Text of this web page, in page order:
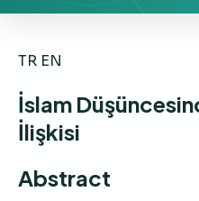
TR EN
İslam
İlişkisi
Abstract